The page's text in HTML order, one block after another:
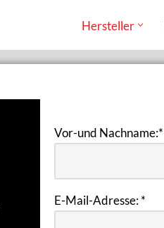
Hersteller
Vor-und Nachname:*
E-Mail-Adresse:*